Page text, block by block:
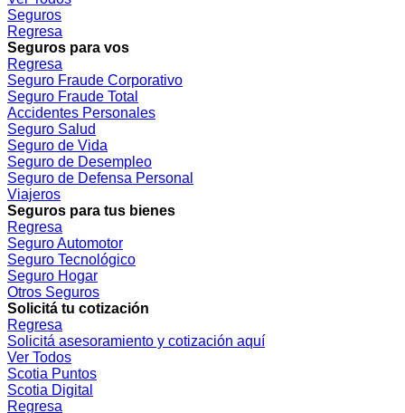
Seguros
Regresa
Seguros para vos
Regresa
Seguro Fraude Corporativo
Seguro Fraude Total
Accidentes Personales
Seguro Salud
Seguro de Vida
Seguro de Desempleo
Seguro de Defensa Personal
Viajeros
Seguros para tus bienes
Regresa
Seguro Automotor
Seguro Tecnológico
Seguro Hogar
Otros Seguros
Solicitá tu cotización
Regresa
Solicitá asesoramiento y cotización aquí
Ver Todos
Scotia Puntos
Scotia Digital
Regresa